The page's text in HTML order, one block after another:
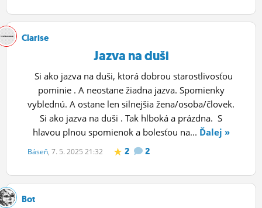
Clarise
Jazva na duši
Si ako jazva na duši, ktorá dobrou starostlivosťou
pominie . A neostane žiadna jazva. Spomienky
vyblednú. A ostane len silnejšia žena/osoba/človek.
Si ako jazva na duši . Tak hlboká a prázdna. S
hlavou plnou spomienok a bolesťou na... Ďalej »
Báseň, 7. 5. 2025 21:32 2 2
Bot